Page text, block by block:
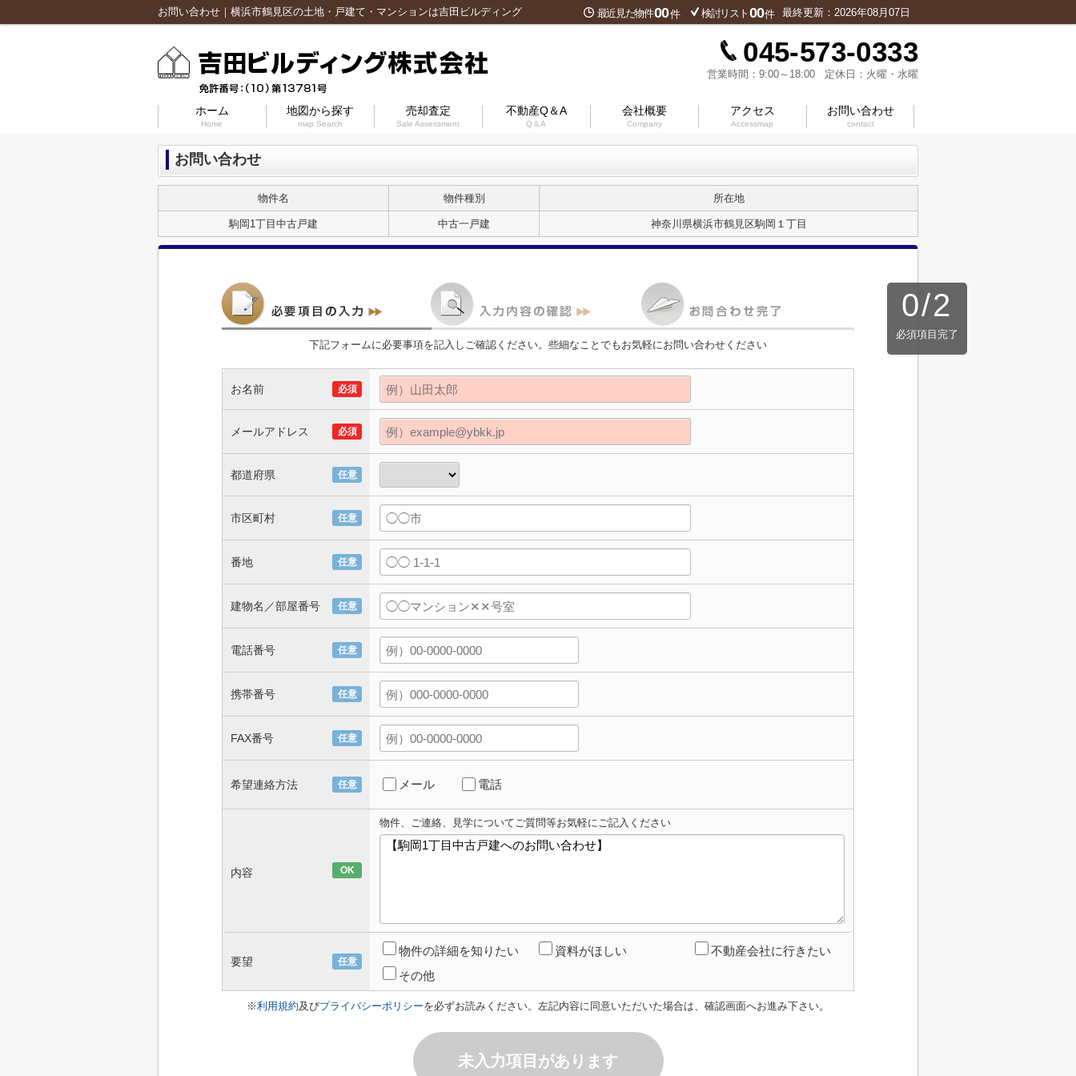
お問い合わせ｜横浜市鶴見区の土地・戸建て・マンションは吉田ビルディング 最近見た物件00件 検討リスト 00件 最終更新：2026年08月07日
045-573-0333
営業時間：9:00～18:00 定休日：火曜・水曜
ホーム
Home
地図から探す
map Search
売却査定
Sale Assessment
不動産Q＆A
Q＆A
会社概要
Company
アクセス
Accessmap
お問い合わせ
contact
お問い合わせ
物件名 物件種別 所在地
駒岡1丁目中古戸建 中古一戸建 神奈川県横浜市鶴見区駒岡１丁目
0/2
必須項目完了
下記フォームに必要事項を記入しご確認ください。些細なことでもお気軽にお問い合わせください
お名前 必須
メールアドレス 必須
都道府県 任意
市区町村 任意
番地 任意
建物名／部屋番号 任意
電話番号 任意
携帯番号 任意
FAX番号 任意
希望連絡方法 任意 メール 電話
内容 OK
物件、ご連絡、見学についてご質問等お気軽にご記入ください
要望 任意
物件の詳細を知りたい 資料がほしい
不動産会社に行きたい
その他
※利用規約及びプライバシーポリシーを必ずお読みください。左記内容に同意いただいた場合は、確認画面へお進み下さい。
未入力項目があります